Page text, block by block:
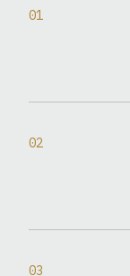
01
02
03